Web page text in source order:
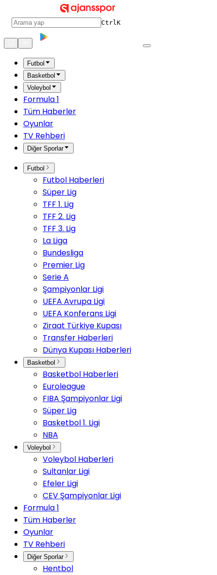
CtrlK
Futbol
Basketbol
Voleybol
Formula 1
Tüm Haberler
Oyunlar
TV Rehberi
Diğer Sporlar
Futbol
Futbol Haberleri
Süper Lig
TFF 1. Lig
TFF 2. Lig
TFF 3. Lig
La Liga
Bundesliga
Premier Lig
Serie A
Şampiyonlar Ligi
UEFA Avrupa Ligi
UEFA Konferans Ligi
Ziraat Türkiye Kupası
Transfer Haberleri
Dünya Kupası Haberleri
Basketbol
Basketbol Haberleri
Euroleague
FIBA Şampiyonlar Ligi
Süper Lig
Basketbol 1. Ligi
NBA
Voleybol
Voleybol Haberleri
Sultanlar Ligi
Efeler Ligi
CEV Şampiyonlar Ligi
Formula 1
Tüm Haberler
Oyunlar
TV Rehberi
Diğer Sporlar
Hentbol